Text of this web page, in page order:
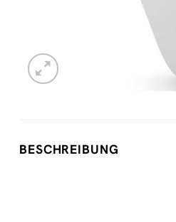
BESCHREIBUNG